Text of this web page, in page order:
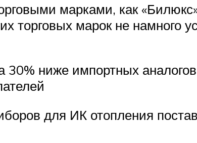
марками, как
торговых марок не намного
30% ниже импортных
для ИК отопления